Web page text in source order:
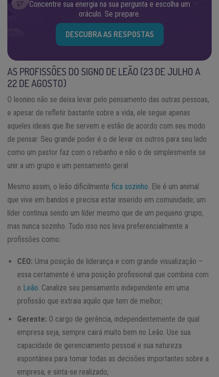
Concentre sua energia na sua pergunta e escolha um
oráculo. Se prepare.
DESCUBRA AS RESPOSTAS
AS PROFISSÕES DO SIGNO DE LEÃO (23 DE JULHO A
22 DE AGOSTO)
O leonino não se deixa levar pelo pensamento das outras pessoas,
e apesar de refletir bastante sobre a vida, ele segue apenas
aqueles ideais que lhe servem e estão de acordo com seu modo
de pensar. Seu grande poder é o de levar os outros para seu lado
como um pastor faz com o rebanho e não o de simplesmente se
unir a um grupo e um pensamento geral.
Mesmo assim, o leão dificilmente fica sozinho. Ele é um animal
que vive em bandos e precisa estar inserido em comunidade; um
líder continua sendo um líder mesmo que de um pequeno grupo,
mas nunca sozinho. Tudo isso nos leva preferencialmente a
profissões como:
CEO: Uma posição de liderança e com grande visualização –
essa certamente é uma posição profissional que combina com
o Leão. Canalize seu pensamento independente em uma
profissão que extraia aquilo que tem de melhor;
Gerente: O cargo de gerência, independentemente de qual
empresa seja, sempre cairá muito bem no Leão. Use sua
capacidade de gerenciamento pessoal e sua natureza
espontânea para tomar todas as decisões importantes sobre a
empresa, e sinta-se realizado;